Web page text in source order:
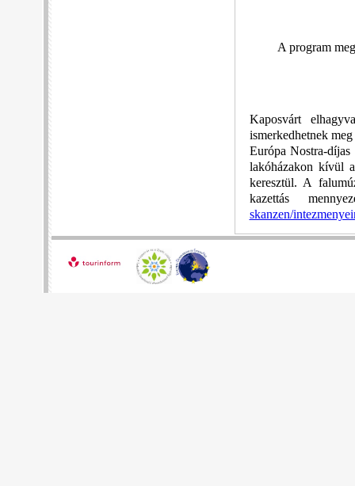
A program
Kaposvárt
ismerkedhetnek
Európa Nostra-
lakóházakon kívül
keresztül. A
kazettás
skanzen/